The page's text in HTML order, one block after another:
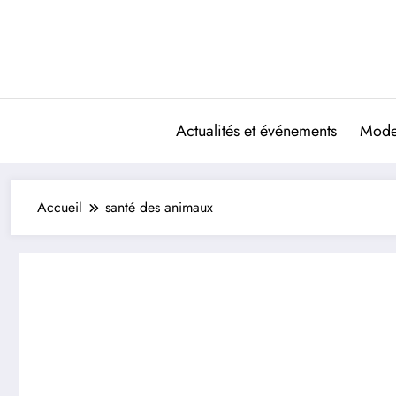
Actualités et événements
Accueil santé des animaux